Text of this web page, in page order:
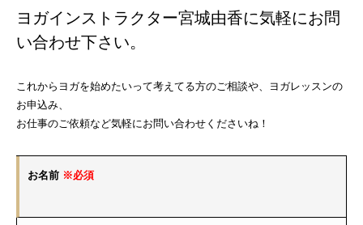
ヨガインストラクター宮城由香に気軽にお問
い合わせ下さい。
これからヨガを始めたいって考えてる方のご相談や、ヨガレッスンの
お申込み、
お仕事のご依頼など気軽にお問い合わせくださいね！
お名前 ※必須